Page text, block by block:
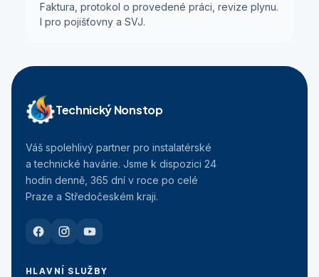
Faktura, protokol o provedené práci, revize plynu.
I pro pojišťovny a SVJ.
Technický Nonstop
Váš spolehlivý partner pro instalatérské
a technické havárie. Jsme k dispozici 24
hodin denně, 365 dní v roce po celé
Praze a Středočeském kraji.
HLAVNÍ SLUŽBY